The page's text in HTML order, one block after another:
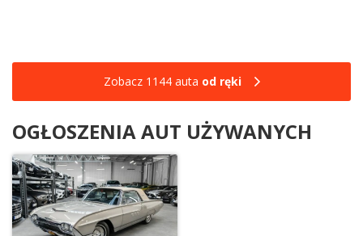
Zobacz 1144 auta od ręki
OGŁOSZENIA AUT UŻYWANYCH